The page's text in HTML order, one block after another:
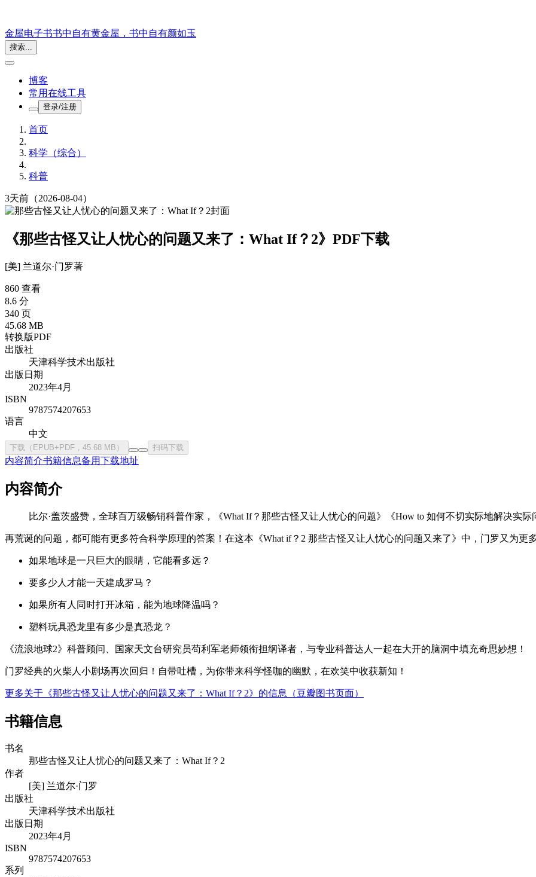
金屋电子书书中自有黄金屋，书中自有颜如玉
搜索...
博客
常用在线工具
登录/注册
首页
科学（综合）
科普
3天前 （2026-08-04）
《那些古怪又让人忧心的问题又来了：What If？2》PDF下载
[美] 兰道尔·门罗著
860 查看
8.6 分
340 页
45.68 MB
转换版PDF
出版社
天津科学技术出版社
出版日期
2023年4月
ISBN
9787574207653
语言
中文
下载（EPUB+PDF，45.68 MB） 扫码下载
内容简介书籍信息备用下载地址
内容简介
比尔·盖茨盛赞，全球百万级畅销科普作家，《What If？那些古怪又让人忧心的问题》《How to 如何不切实际地解决实
再荒诞的问题，都可能有更多符合科学原理的答案！在这本《What if？2 那些古怪又让人忧心的问题又来了》中，门罗又为更
如果地球是一只巨大的眼睛，它能看多远？
要多少人才能一天建成罗马？
如果所有人同时打开冰箱，能为地球降温吗？
塑料玩具恐龙里有多少是真恐龙？
《流浪地球2》科普顾问、国家天文台研究员苟利军老师领衔担纲译者，与专业科普达人一起在大开的脑洞中填充奇思妙想！
门罗经典的火柴人小剧场再次回归！自带吐槽，为你带来科学怪咖的幽默，在欢笑中收获新知！
更多关于《那些古怪又让人忧心的问题又来了：What If？2》的信息（豆瓣图书页面）
书籍信息
书名
那些古怪又让人忧心的问题又来了：What If？2
作者
[美] 兰道尔·门罗
出版社
天津科学技术出版社
出版日期
2023年4月
ISBN
9787574207653
系列